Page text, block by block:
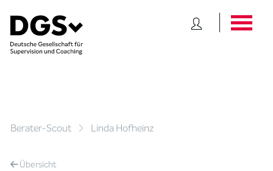
Berater-Scout Linda Hofheinz
Übersicht